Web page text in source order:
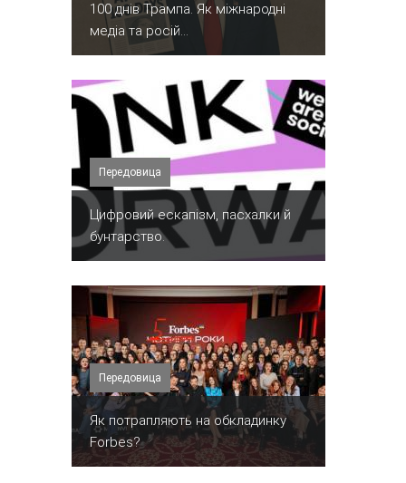
100 днів Трампа. Як міжнародні
медіа та росій...
Передовица
​Цифровий ескапізм, пасхалки й
бунтарство.
Передовица
​Як потрапляють на обкладинку
Forbes?